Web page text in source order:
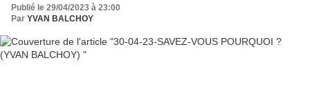
Publié le 29/04/2023 à 23:00
Par YVAN BALCHOY